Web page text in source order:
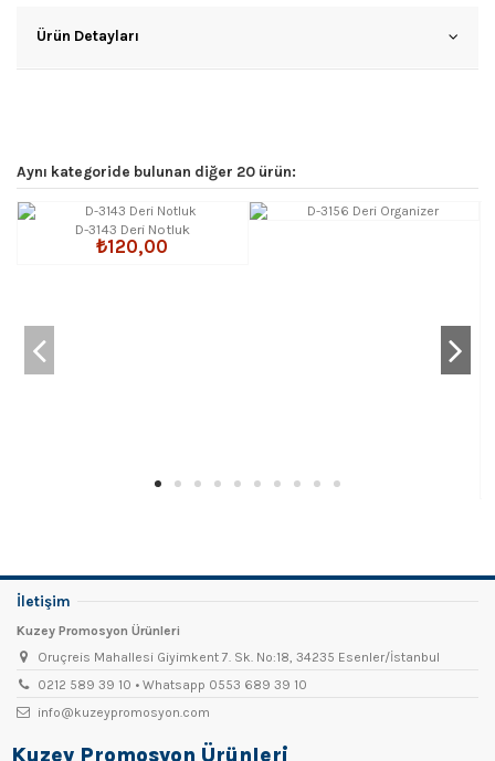
Ürün Detayları
Aynı kategoride bulunan diğer 20 ürün:
D-3143 Deri Notluk
₺120,00
İletişim
Kuzey Promosyon Ürünleri
Oruçreis Mahallesi Giyimkent 7. Sk. No:18, 34235 Esenler/İstanbul
0212 589 39 10 • Whatsapp 0553 689 39 10
info@kuzeypromosyon.com
Kuzey Promosyon Ürünleri